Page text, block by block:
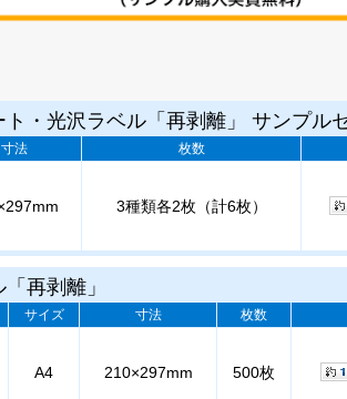
・光沢ラベル「再剥離」 サンプル
寸法 枚数
3種類各2枚（計6枚）
再剥離」
サイズ 寸法 枚数
A4 210×297mm 500枚